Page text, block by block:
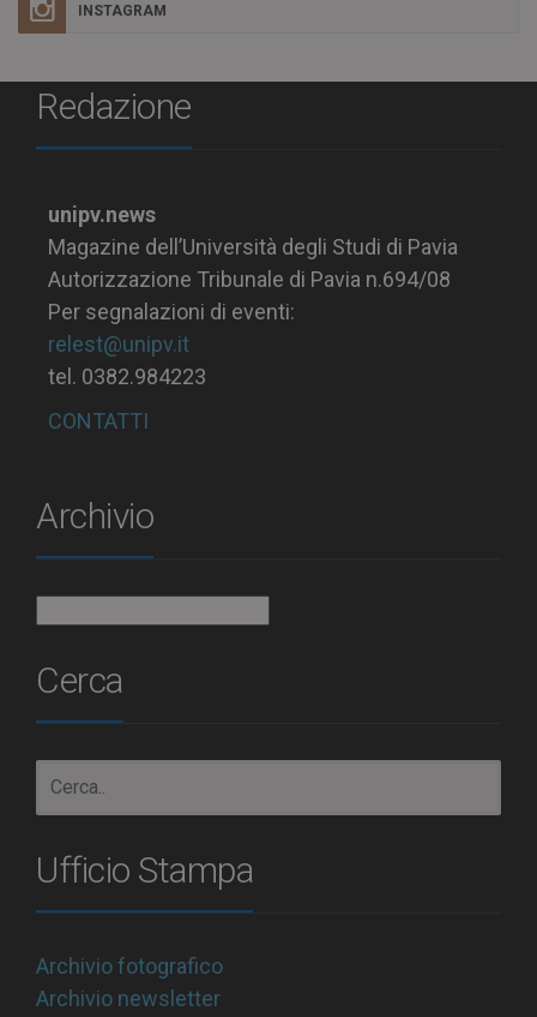
INSTAGRAM
Redazione
unipv.news
Magazine dell’Università degli Studi di Pavia
Autorizzazione Tribunale di Pavia n.694/08
Per segnalazioni di eventi:
relest@unipv.it
tel. 0382.984223
CONTATTI
Archivio
Cerca
Ufficio Stampa
Archivio fotografico
Archivio newsletter